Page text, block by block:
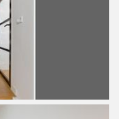
room for an extra
room is the largest
can be reached
height of 3.15
the garden can
studio has plenty
use as a (walk-in)